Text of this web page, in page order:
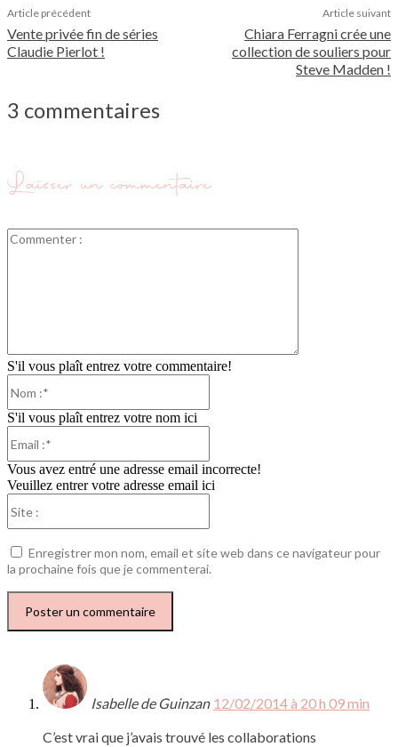
Article précédent
Vente privée fin de séries
Claudie Pierlot !
Article suivant
Chiara Ferragni crée une
collection de souliers pour
Steve Madden !
3 commentaires
Isabelle de Guinzan 12/02/2014 à 20 h 09 min
C’est vrai que j’avais trouvé les collaborations
Laisser un commentaire
S'il vous plaît entrez votre commentaire!
S'il vous plaît entrez votre nom ici
Vous avez entré une adresse email incorrecte!
Veuillez entrer votre adresse email ici
Enregistrer mon nom, email et site web dans ce navigateur pour
la prochaine fois que je commenterai.